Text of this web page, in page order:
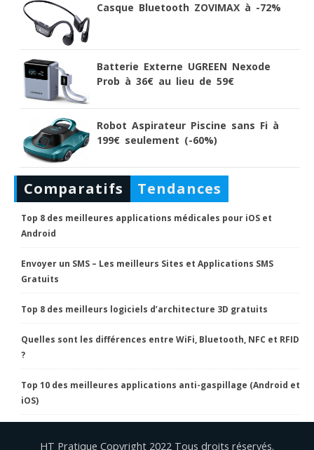
Casque Bluetooth ZOVIMAX à -72%
Batterie Externe UGREEN Nexode
Prob à 36€ au lieu de 59€
Robot Aspirateur Piscine sans Fi à
199€ seulement (-60%)
Comparatifs Tendances
Top 8 des meilleures applications médicales pour iOS et
Android
Envoyer un SMS – Les meilleurs Sites et Applications SMS
Gratuits
Top 8 des meilleurs logiciels d’architecture 3D gratuits
Quelles sont les différences entre WiFi, Bluetooth, NFC et RFID
?
Top 10 des meilleures applications anti-gaspillage (Android et
iOS)
HT Pratique Copyright 2022 Tous droits réservés.